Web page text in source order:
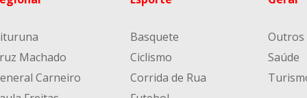
Machado
Carneiro
Basquete
Ciclismo
Corrida de Rua
Outros
Saúde